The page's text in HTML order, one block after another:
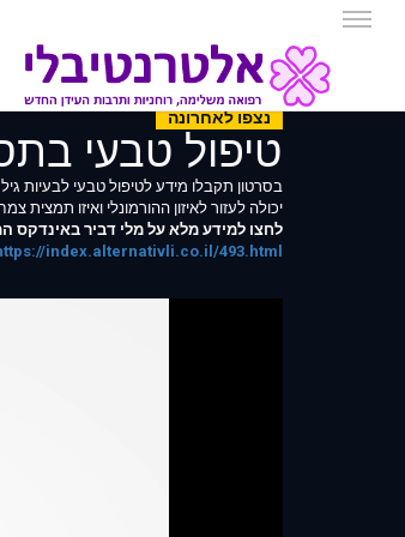
נצפו לאחרונה
טיפול טבעי
בסרטון תקבלו מידע לטיפול טבעי לבעיות
יכולה לעזור לאיזון ההורמונלי ואיזו תמצית
לחצו למידע מלא על מלי דביר באינדקס
index.alternativli.co.il/493.html